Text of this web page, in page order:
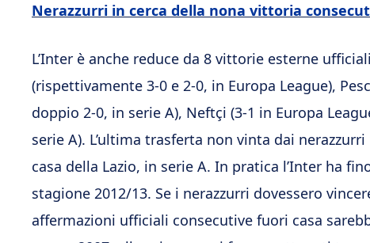
Nerazzurri in cerca della nona vittoria
L’Inter è anche reduce da 8 vittorie esterne
(rispettivamente 3-0 e 2-0, in Europa League),
doppio 2-0, in serie A), Neftçi (3-1 in Europa
serie A). L’ultima trasferta non vinta dai
casa della Lazio, in serie A. In pratica l’Inter ha
stagione 2012/13. Se i nerazzurri dovessero
affermazioni ufficiali consecutive fuori casa